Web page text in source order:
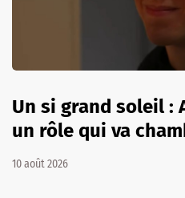
Un si grand soleil :
un rôle qui va
10 août 2026